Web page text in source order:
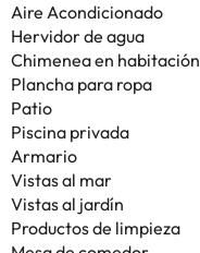
Aire Acondicionado
Hervidor de agua
Chimenea en habitación
Plancha para ropa
Patio
Piscina privada
Armario
Vistas al mar
Vistas al jardín
Productos de limpieza